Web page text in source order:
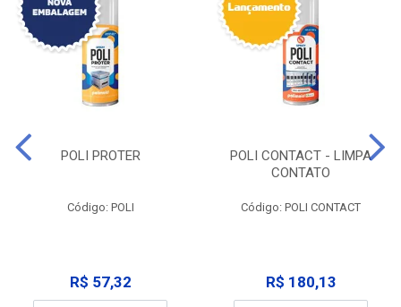
POLI PROTER
Código: POLI
R$ 57,32
POLI CONTACT - LIMPA
CONTATO
Código: POLI CONTACT
R$ 180,13